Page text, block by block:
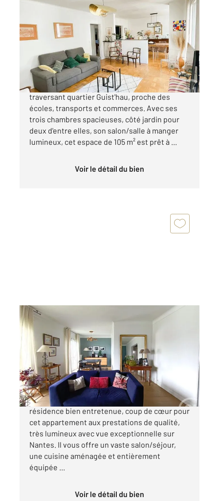
NANTES 44
, 5 pièces
Ref : 1595
Appartement F5 à vendre
465 000 €
Découvrez cet élégant appartement
traversant quartier Guist'hau, proche des
écoles, transports et commerces. Avec ses
trois chambres spacieuses, côté jardin pour
deux d'entre elles, son salon/salle à manger
lumineux, cet espace de 105 m² est prêt à ...
Voir le détail du bien
NANTES 44
105,45 m
, 5 pièces
Ref : 1837
Appartement T5 à vendre
397 700 €
NANTES Mellinet, au 5ème étage d'une
résidence bien entretenue, coup de cœur pour
cet appartement aux prestations de qualité,
très lumineux avec vue exceptionnelle sur
Nantes. Il vous offre un vaste salon/séjour,
une cuisine aménagée et entièrement
équipée ...
Voir le détail du bien